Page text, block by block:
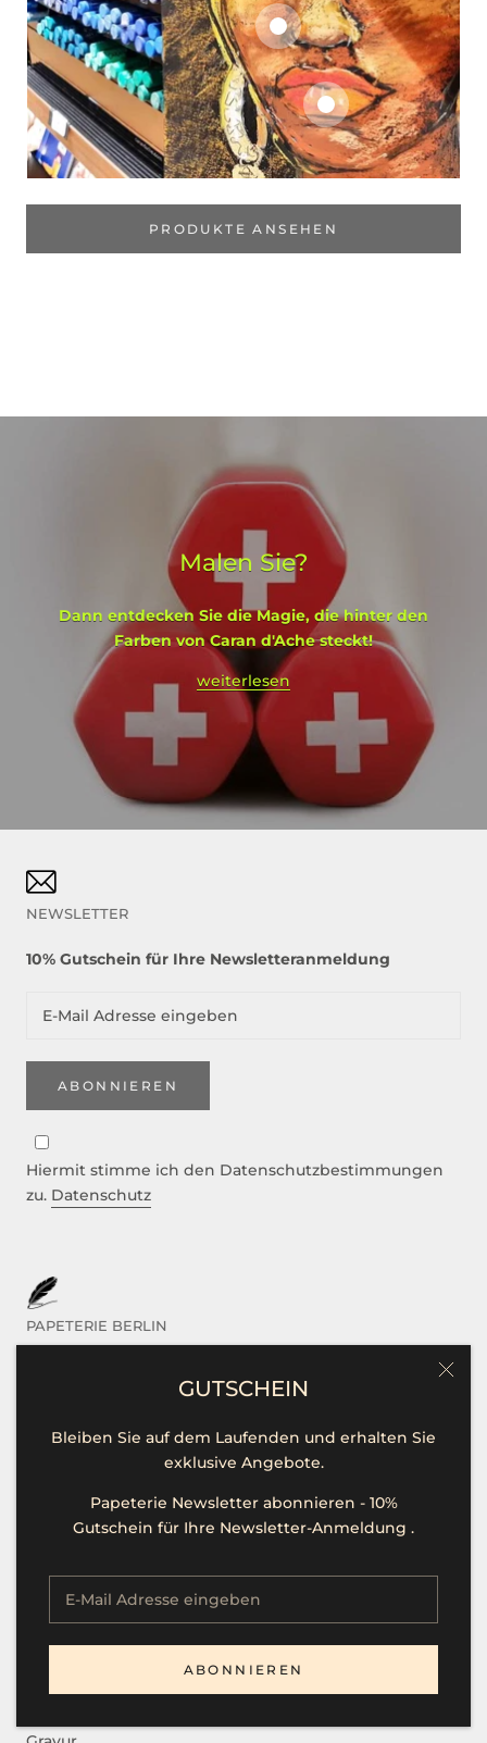
GUTSCHEIN
Bleiben Sie auf dem Laufenden und erhalten Sie
exklusive Angebote.
Papeterie Newsletter abonnieren - 10%
Gutschein für Ihre Newsletter-Anmeldung .
ABONNIEREN
PRODUKTE ANSEHEN
Malen Sie?
Dann entdecken Sie die Magie, die hinter den
Farben von Caran d'Ache steckt!
weiterlesen
NEWSLETTER
10% Gutschein für Ihre Newsletteranmeldung
ABONNIEREN
Hiermit stimme ich den Datenschutzbestimmungen
zu. Datenschutz
PAPETERIE BERLIN
Öffnungszeiten